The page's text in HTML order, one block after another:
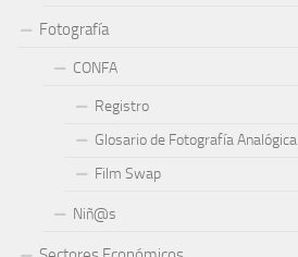
Fotografía
CONFA
Registro
Glosario de Fotografía Analógica
Film Swap
Niñ@s